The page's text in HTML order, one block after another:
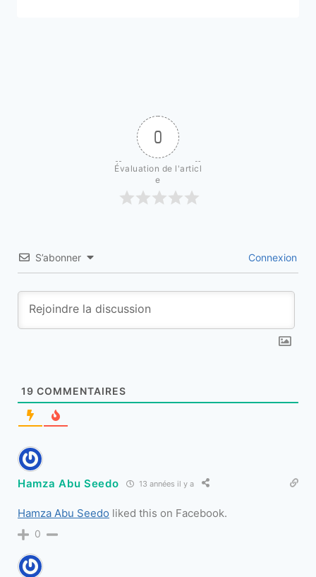
0
Évaluation de l'articl
e
S’abonner Connexion
19 COMMENTAIRES
Hamza Abu Seedo 13 années il y a
Hamza Abu Seedo liked this on Facebook.
0